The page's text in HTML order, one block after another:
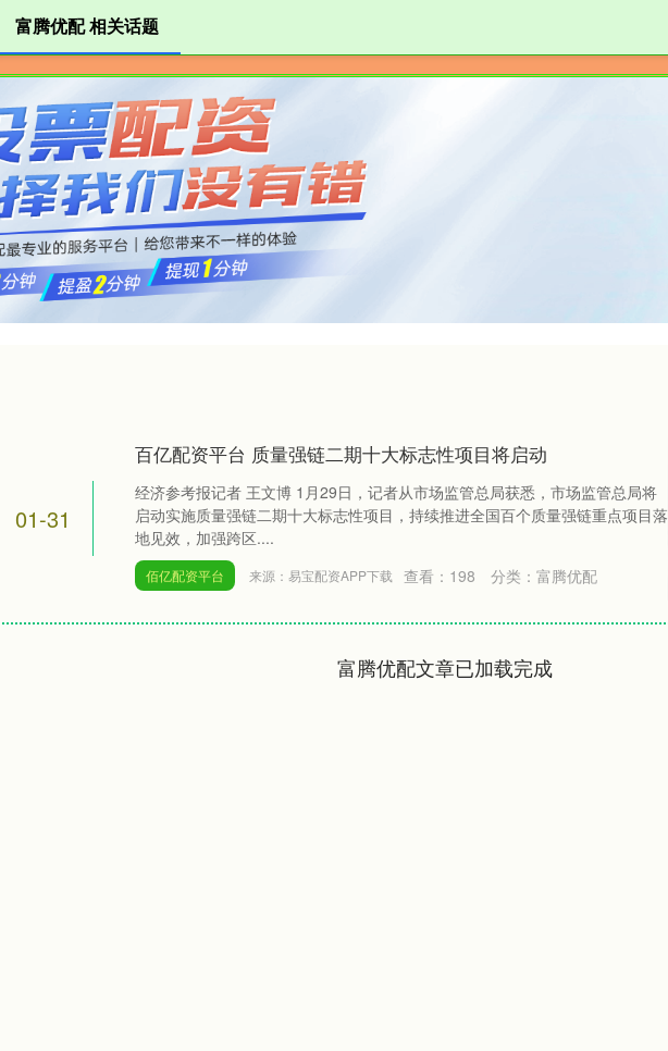
富腾优配
富腾优配 相关话题
01-31
百亿配资平台 质量强链二期十大标志性项目将启动
经济参考报记者 王文博 1月29日，记者从市场监管总局获悉，市场监管总局将
启动实施质量强链二期十大标志性项目，持续推进全国百个质量强链重点项目落
地见效，加强跨区....
佰亿配资平台 来源：易宝配资APP下载 查看： 198 分类： 富腾优配
富腾优配文章已加载完成